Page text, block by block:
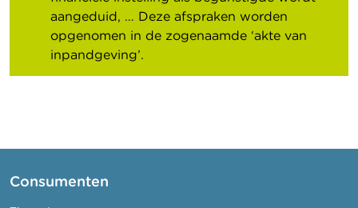
aangeduid, … Deze afspraken worden
opgenomen in de zogenaamde ‘akte van
inpandgeving’.
Consumenten